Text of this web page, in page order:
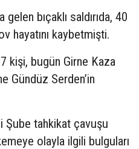
bıçaklı saldırıda, 40
hayatını kaybetmişti.
kişi, bugün Girne Kaza
Gündüz Serden’in
Şube tahkikat çavuşu
olayla ilgili bulguları